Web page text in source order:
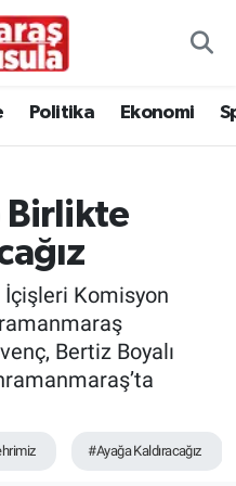
Politika Ekonomi
Birlikte
Komisyon
Bertiz Boyalı
#Ayağa Kaldıracağız
Haritası
ve Fikstür